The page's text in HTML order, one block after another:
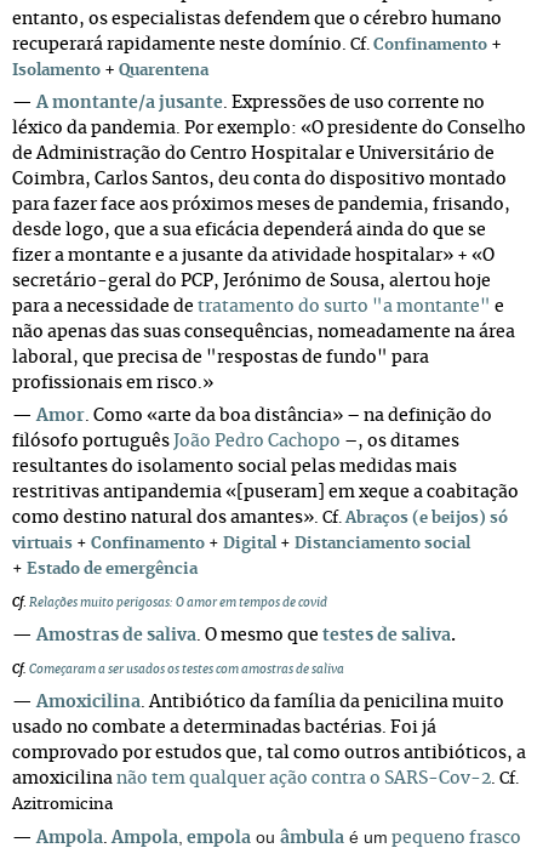
entanto, os especialistas defendem que o cérebro humano
recuperará rapidamente neste domínio. Cf. Confinamento +
Isolamento + Quarentena
— A montante/a jusante. Expressões de uso corrente no
léxico da pandemia. Por exemplo: «O presidente do Conselho
de Administração do Centro Hospitalar e Universitário de
Coimbra, Carlos Santos, deu conta do dispositivo montado
para fazer face aos próximos meses de pandemia, frisando,
desde logo, que a sua eficácia dependerá ainda do que se
fizer a montante e a jusante da atividade hospitalar» + «O
secretário-geral do PCP, Jerónimo de Sousa, alertou hoje
para a necessidade de tratamento do surto "a montante" e
não apenas das suas consequências, nomeadamente na área
laboral, que precisa de "respostas de fundo" para
profissionais em risco.»
— Amor. Como «arte da boa distância» – na definição do
filósofo português João Pedro Cachopo –, os ditames
resultantes do isolamento social pelas medidas mais
restritivas antipandemia «[puseram] em xeque a coabitação
como destino natural dos amantes». Cf. Abraços (e beijos) só
virtuais + Confinamento + Digital + Distanciamento social
+ Estado de emergência
Cf. Relações muito perigosas: O amor em tempos de covid
— Amostras de saliva. O mesmo que testes de saliva.
Cf. Começaram a ser usados os testes com amostras de saliva
—Amoxicilina. Antibiótico da família da penicilina muito
usado no combate a determinadas bactérias. Foi já
comprovado por estudos que, tal como outros antibióticos, a
amoxicilina não tem qualquer ação contra o SARS-Cov-2. Cf.
Azitromicina
— Ampola.Ampola empola ou âmbula é um pequeno frasco